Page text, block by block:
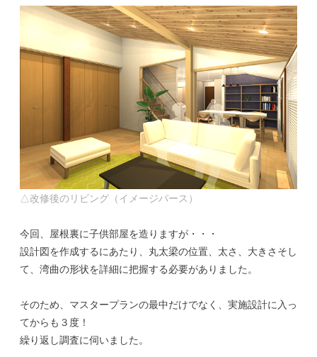
△改修後のリビング（イメージパース）
今回、屋根裏に子供部屋を造りますが・・・
設計図を作成するにあたり、丸太梁の位置、太さ、大きさそし
て、湾曲の形状を詳細に把握する必要がありました。
そのため、マスタープランの最中だけでなく、実施設計に入っ
てからも３度！
繰り返し調査に伺いました。